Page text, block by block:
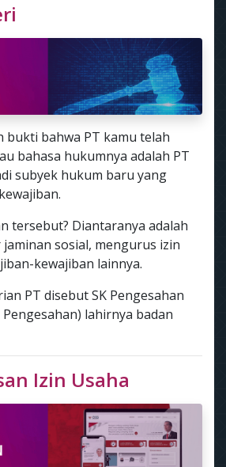
bukti bahwa PT kamu telah
bahasa hukumnya adalah PT
subyek hukum baru yang
tersebut? Diantaranya adalah
sosial, mengurus izin
kewajiban lainnya.
PT disebut SK Pengesahan
lahirnya badan
Izin Usaha